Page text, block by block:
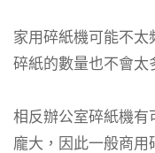
家用碎紙機可能不
碎紙的數量也不會太
相反辦公室碎紙機有
龐大，因此一般商